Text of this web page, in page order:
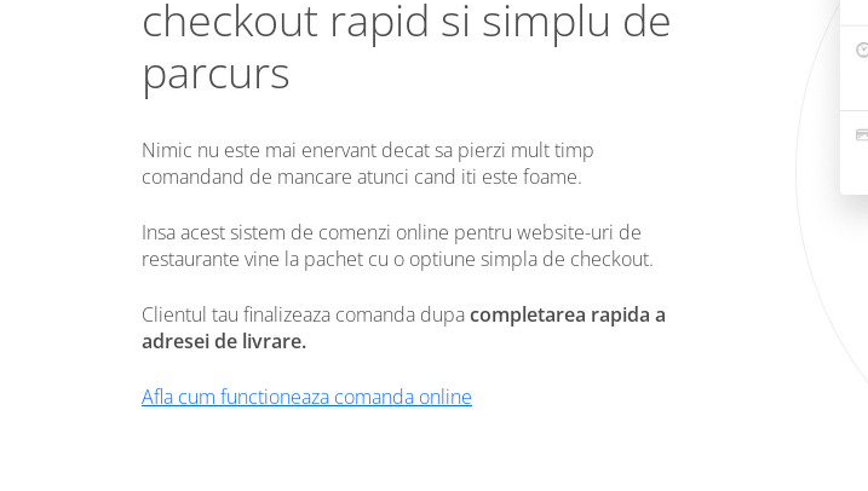
checkout rapid si simplu de
parcurs
Nimic nu este mai enervant decat sa pierzi mult timp
comandand de mancare atunci cand iti este foame.
Insa acest sistem de comenzi online pentru website-uri de
restaurante vine la pachet cu o optiune simpla de checkout.
Clientul tau finalizeaza comanda dupacompletarea rapida a
adresei de livrare.
Afla cum functioneaza comanda online